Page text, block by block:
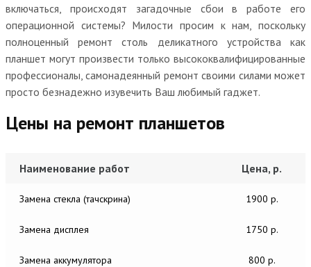
включаться, происходят загадочные сбои в работе его
операционной системы? Милости просим к нам, поскольку
полноценный ремонт столь деликатного устройства как
планшет могут произвести только высококвалифицированные
профессионалы, самонадеянный ремонт своими силами может
просто безнадежно изувечить Ваш любимый гаджет.
Цены на ремонт планшетов
Наименование работ Цена, р.
Замена стекла (тачскрина) 1900 р.
Замена дисплея 1750 р.
Замена аккумулятора 800 р.